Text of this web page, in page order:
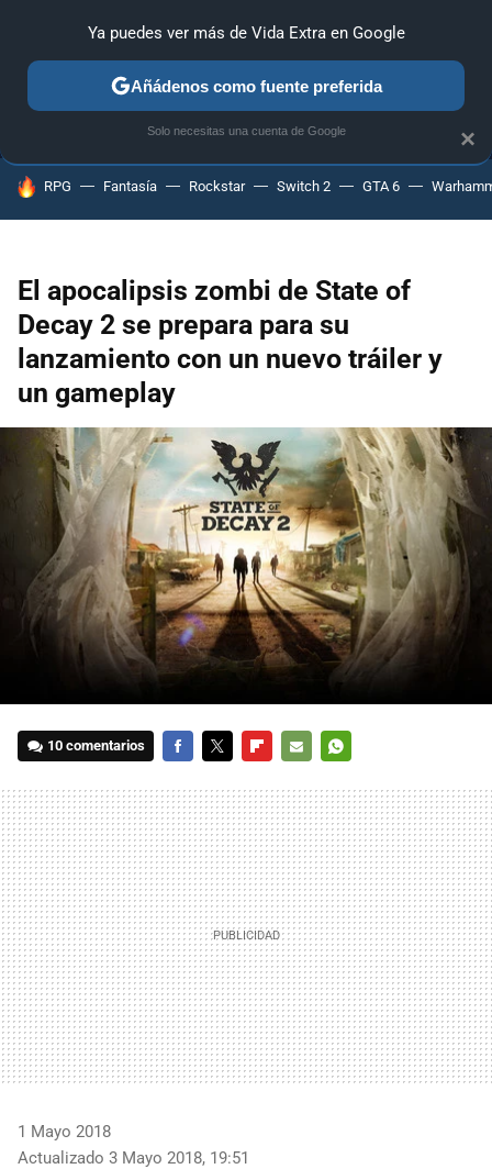
MENÚ NUEVO
GUÍAS Y TRUCOS PC SONY
HOY SE HABLA DE
RPG Fantasía Rockstar Switch 2 GTA 6
El apocalipsis zombi de State of
Decay 2 se prepara para su
lanzamiento con un nuevo tráiler y
un gameplay
10 comentarios
MAIL
1 Mayo 2018
Actualizado 3 Mayo 2018, 19:51
×
Ya puedes ver más de Vida Extra en Google
Añádenos como fuente preferida
Solo necesitas una cuenta de Google